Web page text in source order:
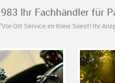
Ihr Fachhändler für
"Vor-Ort Service im Kreis Soest! Ihr